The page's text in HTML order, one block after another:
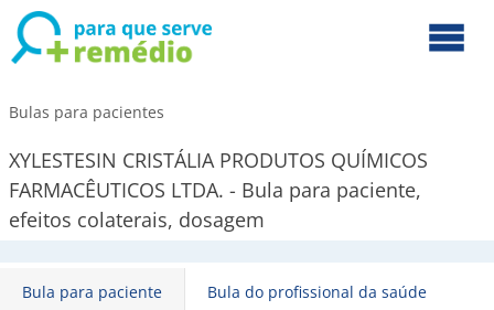
Bulas para pacientes
XYLESTESIN CRISTÁLIA PRODUTOS QUÍMICOS
FARMACÊUTICOS LTDA. - Bula para paciente,
efeitos colaterais, dosagem
Bula para paciente Bula do profissional da saúde